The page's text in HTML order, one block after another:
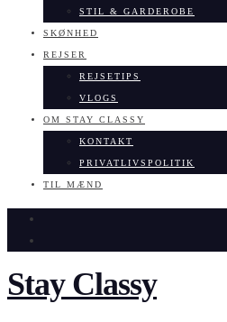
STIL & GARDEROBE
SKØNHED
REJSER
REJSETIPS
VLOGS
OM STAY CLASSY
KONTAKT
PRIVATLIVSPOLITIK
TIL MÆND
Stay Classy